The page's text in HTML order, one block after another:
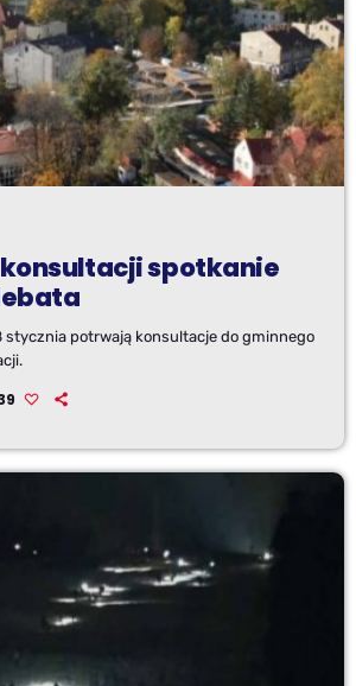
spotkanie
stycznia potrwają konsultacje do gminnego